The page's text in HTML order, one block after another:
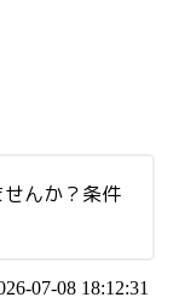
んか？条件
07-08 18:12:31